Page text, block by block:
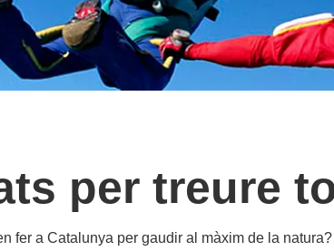
per treure
fer a Catalunya per gaudir al màxim de la